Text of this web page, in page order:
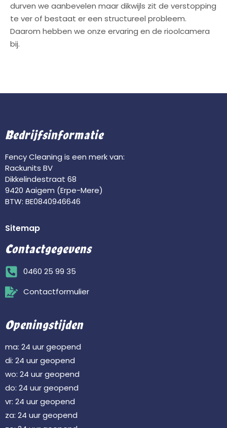
durven we aanbevelen maar dikwijls zit de verstopping
te ver of bestaat er een structureel probleem.
Daarom hebben we onze ervaring en de rioolcamera
bij.
Bedrijfsinformatie
Fency Cleaning is een merk van:
Rackunits BV
Dikkelindestraat 68
9420 Aaigem (Erpe-Mere)
BTW: BE0840946646
Sitemap
Contactgegevens
0460 25 99 35
Contactformulier
Openingstijden
ma: 24 uur geopend
di: 24 uur geopend
wo: 24 uur geopend
do: 24 uur geopend
vr: 24 uur geopend
za: 24 uur geopend